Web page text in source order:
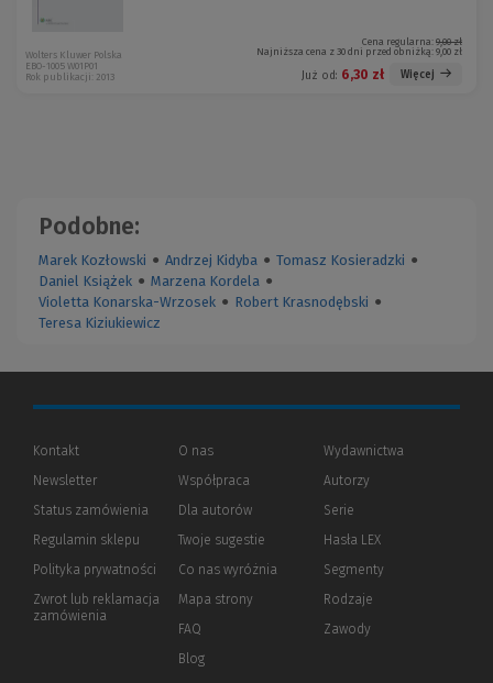
Cena regularna: 9,00 zł
Najniższa cena z 30 dni przed obniżką: 9,00 zł
Już od: 6,30 zł Więcej
Wolters Kluwer Polska
EBO-1005 W01P01
Rok publikacji: 2013
Podobne:
Marek Kozłowski ● Andrzej Kidyba ● Tomasz Kosieradzki ●
Daniel Książek ● Marzena Kordela ●
Violetta Konarska-Wrzosek ● Robert Krasnodębski ●
Teresa Kiziukiewicz
Kontakt
Newsletter
Status zamówienia
Regulamin sklepu
Polityka prywatności (Nowe
(Link
innej
Zwrot lub reklamacja
zamówienia
O nas
Współpraca
Dla autorów(Nowe
(Link
innej
strony)
Twoje sugestie
Co nas wyróżnia
Mapa strony
FAQ
Blog
Wydawnictwa
Autorzy
Serie
Hasła LEX
Segmenty
Rodzaje
Zawody